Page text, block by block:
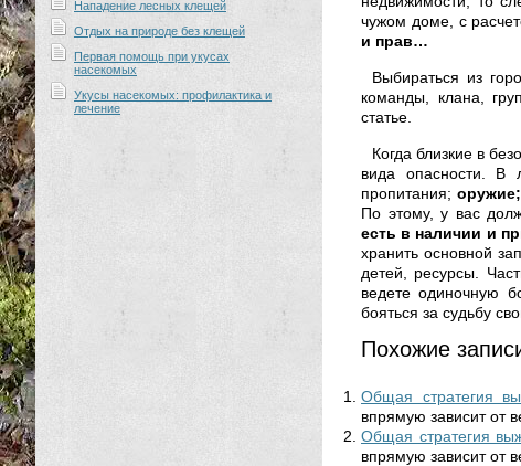
Нападение лесных клещей
Отдых на природе без клещей
Первая помощь при укусах
насекомых
Укусы насекомых: профилактика и
лечение
чужом доме, с
и прав…
Выбираться из
команды, клана,
статье.
Когда близкие в
вида опасности. В
пропитания;
По этому, у вас
есть в наличии и
хранить основной
детей, ресурсы.
ведете одиночную
бояться за судьбу
Похожие
Общая стратегия
впрямую зависит от
Общая стратегия
впрямую зависит от